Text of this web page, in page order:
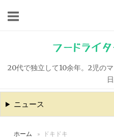
キ
ッ
フードライ
20代で独立して10余年。2児の
ニュース
ホーム » ドキドキ